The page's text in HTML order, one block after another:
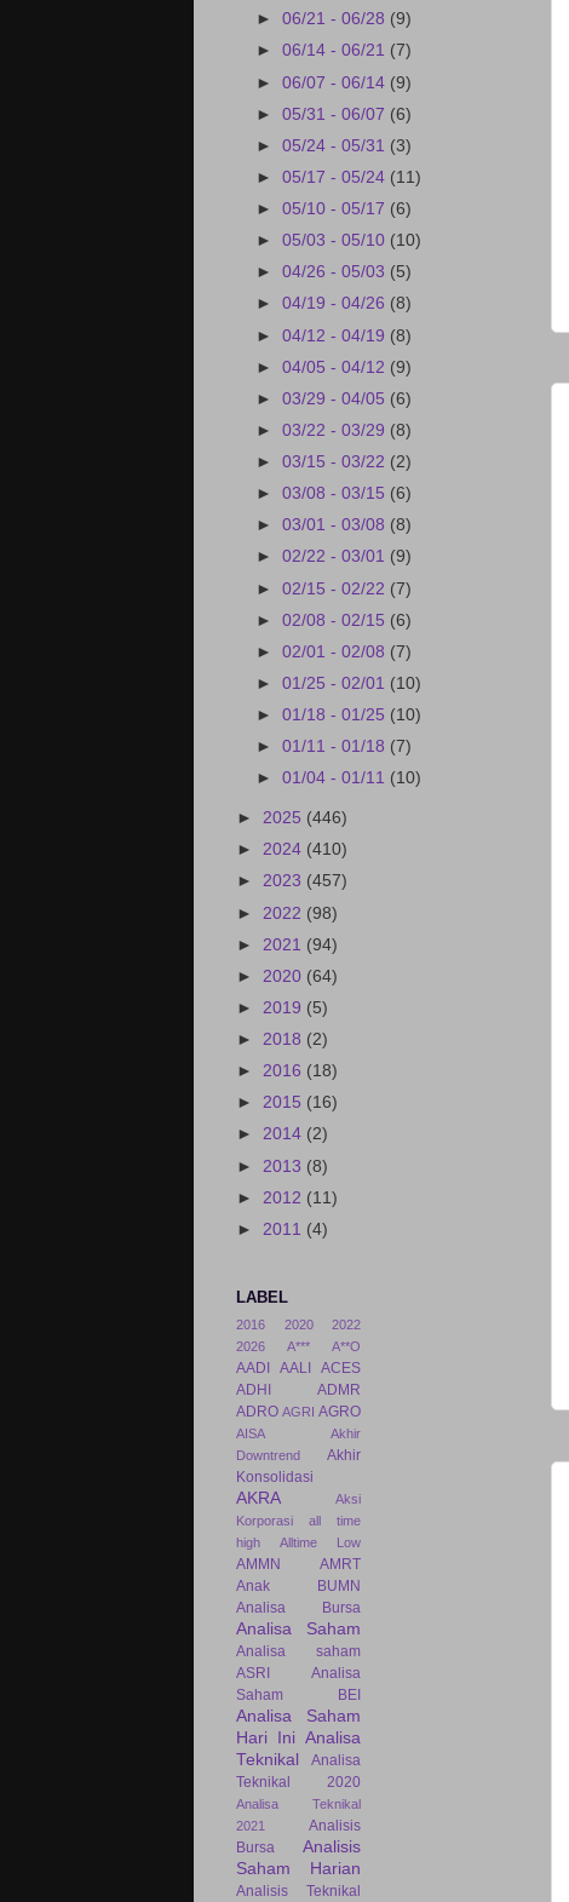
►06/21 - 06/28 (9)
►06/14 - 06/21 (7)
►06/07 - 06/14 (9)
►05/31 - 06/07 (6)
►05/24 - 05/31 (3)
►05/17 - 05/24 (11)
►05/10 - 05/17 (6)
►05/03 - 05/10 (10)
►04/26 - 05/03 (5)
►04/19 - 04/26 (8)
►04/12 - 04/19 (8)
►04/05 - 04/12 (9)
►03/29 - 04/05 (6)
►03/22 - 03/29 (8)
►03/15 - 03/22 (2)
►03/08 - 03/15 (6)
►03/01 - 03/08 (8)
►02/22 - 03/01 (9)
►02/15 - 02/22 (7)
►02/08 - 02/15 (6)
►02/01 - 02/08 (7)
►01/25 - 02/01 (10)
►01/18 - 01/25 (10)
►01/11 - 01/18 (7)
►01/04 - 01/11 (10)
► 2025 (446)
► 2024 (410)
► 2023 (457)
► 2022 (98)
► 2021 (94)
► 2020 (64)
► 2019 (5)
► 2018 (2)
► 2016 (18)
► 2015 (16)
► 2014 (2)
► 2013 (8)
► 2012 (11)
► 2011 (4)
LABEL
2016 2020
2022
2026
A*** A**O
AADI AALI
ACES
ADHI
ADMR
ADRO AGRI AGRO
AISA
Akhir
Downtrend
Akhir
Konsolidasi
AKRA
Aksi
Korporasi
all time
high
Alltime Low
AMMN
AMRT
Anak BUMN
Analisa Bursa
Analisa Saham
Analisa saham
ASRI
Analisa
Saham BEI
Analisa Saham
Hari Ini Analisa
Teknikal
Analisa
Teknikal 2020
Analisa Teknikal
2021
Analisis
Bursa
Analisis
Saham Harian
Analisis Teknikal